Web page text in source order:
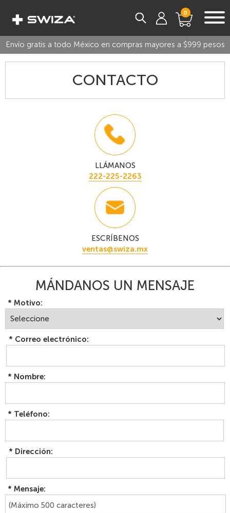
0
Envío gratis a todo México en compras mayores a $999 pesos
CONTACTO
LLÁMANOS
222-225-2263
ESCRÍBENOS
ventas@swiza.mx
MÁNDANOS UN MENSAJE
* Motivo:
* Correo electrónico:
* Nombre:
* Teléfono:
* Dirección:
* Mensaje: